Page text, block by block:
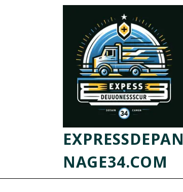
EXPRESSDEPAN
NAGE34.COM